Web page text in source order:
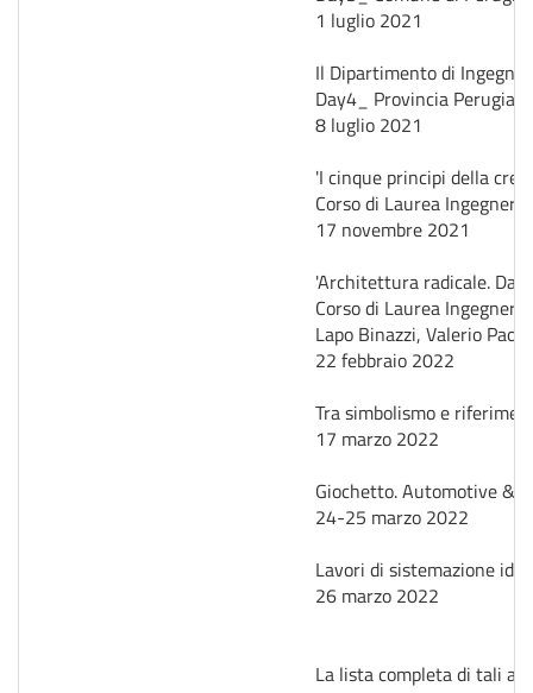
1 luglio 2021
Il Dipartimento di
Day4_ Provincia Perugia
8 luglio 2021
'I cinque principi della
Corso di Laurea
17 novembre 2021
'Architettura radicale.
Corso di Laurea
Lapo Binazzi, Valerio
22 febbraio 2022
Tra simbolismo e
17 marzo 2022
Giochetto. Automotive &
24-25 marzo 2022
Lavori di sistemazione
26 marzo 2022
La lista completa di tali